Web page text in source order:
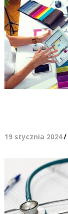
19 stycznia 2024/